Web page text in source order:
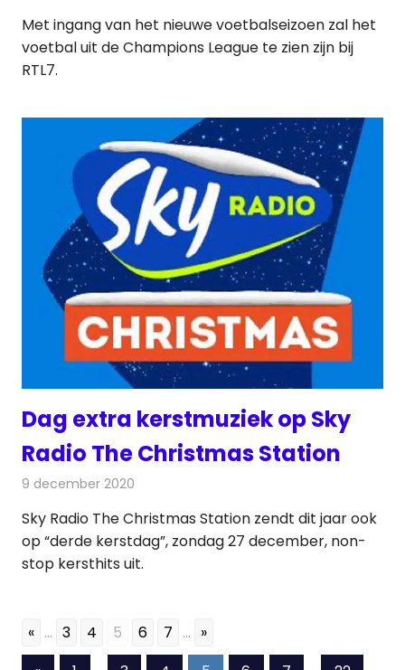
Met ingang van het nieuwe voetbalseizoen zal het
voetbal uit de Champions League te zien zijn bij
RTL7.
Dag extra kerstmuziek op Sky
Radio The Christmas Station
9 december 2020
Sky Radio The Christmas Station zendt dit jaar ook
op “derde kerstdag”, zondag 27 december, non-
stop kersthits uit.
« ... 3 4 5 6 7 ... »